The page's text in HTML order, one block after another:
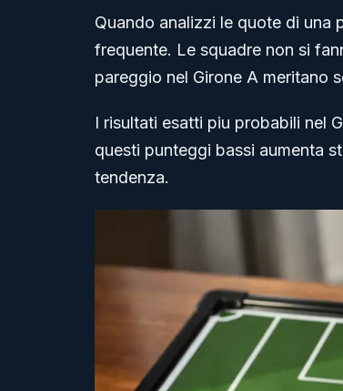
Quando analizzi le quote di una
frequente. Le squadre non si
pareggio nel Girone A meritano
I risultati esatti piu probabili nel
questi punteggi bassi aumenta
tendenza.